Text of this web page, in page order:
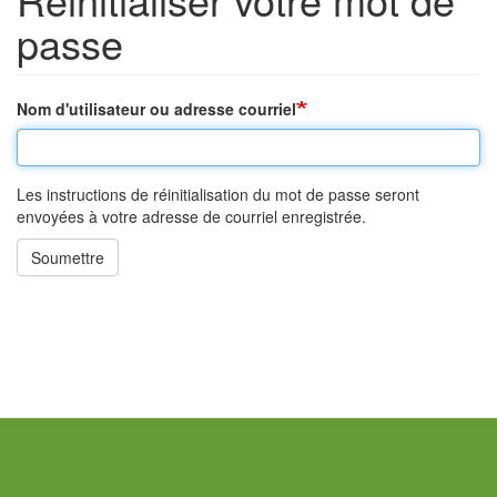
passe
Nom d'utilisateur ou adresse courriel
Les instructions de réinitialisation du mot de passe seront
envoyées à votre adresse de courriel enregistrée.
Soumettre